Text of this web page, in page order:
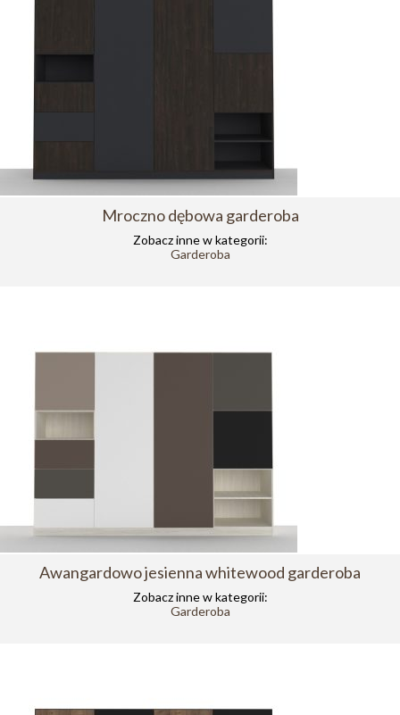
Mroczno dębowa garderoba
Zobacz inne w kategorii:
Garderoba
Awangardowo jesienna whitewood garderoba
Zobacz inne w kategorii:
Garderoba